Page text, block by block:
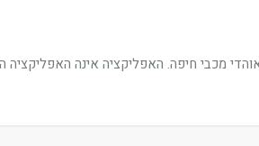
מכבי חיפה. האפליקציה אינה האפליקציה